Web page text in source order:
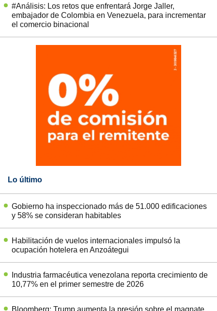
#Análisis: Los retos que enfrentará Jorge Jaller,
embajador de Colombia en Venezuela, para incrementar
el comercio binacional
Lo último
Gobierno ha inspeccionado más de 51.000 edificaciones
y 58% se consideran habitables
Habilitación de vuelos internacionales impulsó la
ocupación hotelera en Anzoátegui
Industria farmacéutica venezolana reporta crecimiento de
10,77% en el primer semestre de 2026
Bloomberg: Trump aumenta la presión sobre el magnate